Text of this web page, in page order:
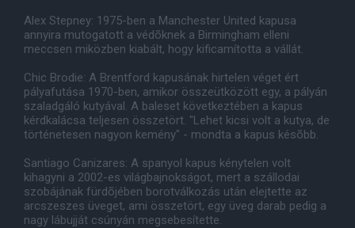
Alex Stepney: 1975-ben a Manchester United kapusa
annyira mutogatott a védõknek a Birmingham elleni
meccsen miközben kiabált, hogy kificamította a vállát.
Chic Brodie: A Brentford kapusának hirtelen véget ért
pályafutása 1970-ben, amikor összeütközött egy, a pályán
szaladgáló kutyával. A baleset következtében a kapus
kérdkalácsa teljesen összetört. "Lehet kicsi volt a kutya, de
történetesen nagyon kemény" - mondta a kapus késõbb.
Santiago Canizares: A spanyol kapus kénytelen volt
kihagyni a 2002-es világbajnokságot, mert a szállodai
szobájának fürdõjében borotválkozás után elejtette az
arcszeszes üveget, ami összetört, egy üveg darab pedig a
nagy lábujját csúnyán megsebesítette.